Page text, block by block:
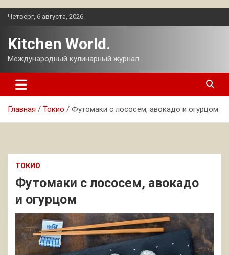
Перейти
Четверг, 6 августа, 2026
Kitchen World.
Международный кулинарный журнал.
Главная Токио Футомаки с лососем, авокадо и огурцом
ТОКИО
Футомаки с лососем, авокадо
и огурцом